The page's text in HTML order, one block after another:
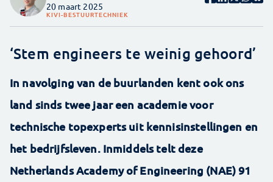
20 maart 2025
KIVI-BESTUURTECHNIEK
‘Stem engineers te weinig gehoord’
In navolging van de buurlanden kent ook ons
land sinds twee jaar een academie voor
technische topexperts uit kennisinstellingen en
het bedrijfsleven. Inmiddels telt deze
Netherlands Academy of Engineering (NAE) 91